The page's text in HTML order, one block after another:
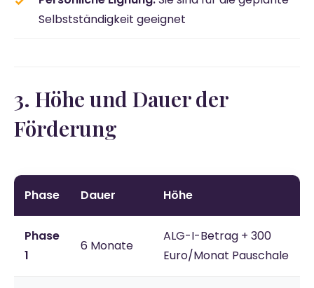
Selbstständigkeit geeignet
3. Höhe und Dauer der
Förderung
Phase Dauer Höhe
Phase
1
6 Monate
ALG-I-Betrag + 300
Euro/Monat Pauschale